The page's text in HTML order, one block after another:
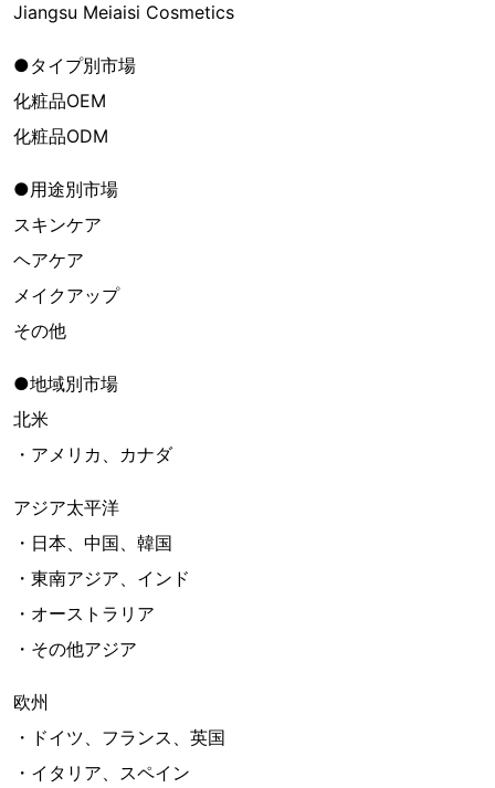
Jiangsu Meiaisi Cosmetics
●タイプ別市場
化粧品OEM
化粧品ODM
●用途別市場
スキンケア
ヘアケア
メイクアップ
その他
●地域別市場
北米
・アメリカ、カナダ
アジア太平洋
・日本、中国、韓国
・東南アジア、インド
・オーストラリア
・その他アジア
欧州
・ドイツ、フランス、英国
・イタリア、スペイン